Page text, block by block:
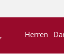
Herren